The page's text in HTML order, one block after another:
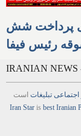
پرداخت شش
رئیس فیفا
اجتماعی تبلیغات است
Iran Staris best Iranian